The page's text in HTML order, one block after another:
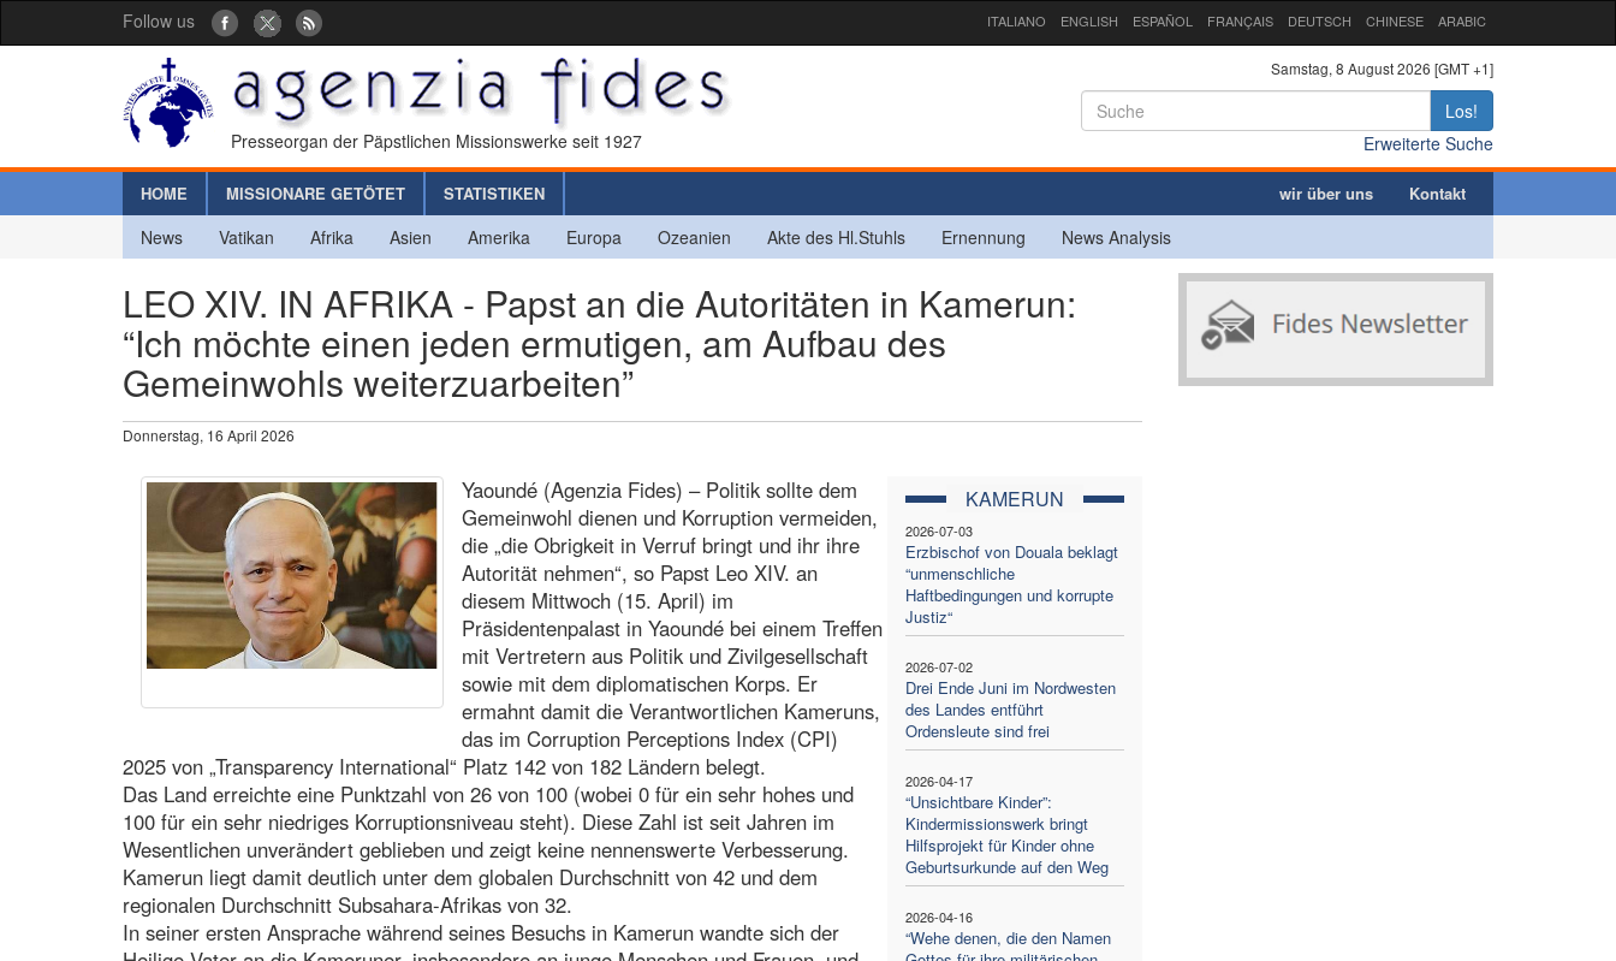
Follow us ITALIANO ENGLISH ESPAÑOL FRANÇAIS DEUTSCH CHINESE ARABIC
Presseorgan der Päpstlichen Missionswerke seit 1927
Samstag, 8 August 2026 [GMT +1]
Los!
Erweiterte Suche
HOME MISSIONARE GETÖTET STATISTIKEN wir über uns Kontakt
News Vatikan Afrika Asien Amerika Europa Ozeanien Akte des Hl.Stuhls Ernennung News Analysis
LEO XIV. IN AFRIKA - Papst an die Autoritäten in Kamerun:
“Ich möchte einen jeden ermutigen, am Aufbau des
Gemeinwohls weiterzuarbeiten”
Donnerstag, 16 April 2026
KAMERUN
2026-07-03
Erzbischof von Douala beklagt
“unmenschliche
Haftbedingungen und korrupte
Justiz“
2026-07-02
Drei Ende Juni im Nordwesten
des Landes entführt
Ordensleute sind frei
2026-04-17
“Unsichtbare Kinder”:
Kindermissionswerk bringt
Hilfsprojekt für Kinder ohne
Geburtsurkunde auf den Weg
2026-04-16
“Wehe denen, die den Namen
Yaoundé (Agenzia Fides) – Politik sollte dem
Gemeinwohl dienen und Korruption vermeiden,
die „die Obrigkeit in Verruf bringt und ihr ihre
Autorität nehmen“, so Papst Leo XIV. an
diesem Mittwoch (15. April) im
Präsidentenpalast in Yaoundé bei einem Treffen
mit Vertretern aus Politik und Zivilgesellschaft
sowie mit dem diplomatischen Korps. Er
ermahnt damit die Verantwortlichen Kameruns,
das im Corruption Perceptions Index (CPI)
2025 von „Transparency International“ Platz 142 von 182 Ländern belegt.
Das Land erreichte eine Punktzahl von 26 von 100 (wobei 0 für ein sehr hohes und
100 für ein sehr niedriges Korruptionsniveau steht). Diese Zahl ist seit Jahren im
Wesentlichen unverändert geblieben und zeigt keine nennenswerte Verbesserung.
Kamerun liegt damit deutlich unter dem globalen Durchschnitt von 42 und dem
regionalen Durchschnitt Subsahara-Afrikas von 32.
In seiner ersten Ansprache während seines Besuchs in Kamerun wandte sich der